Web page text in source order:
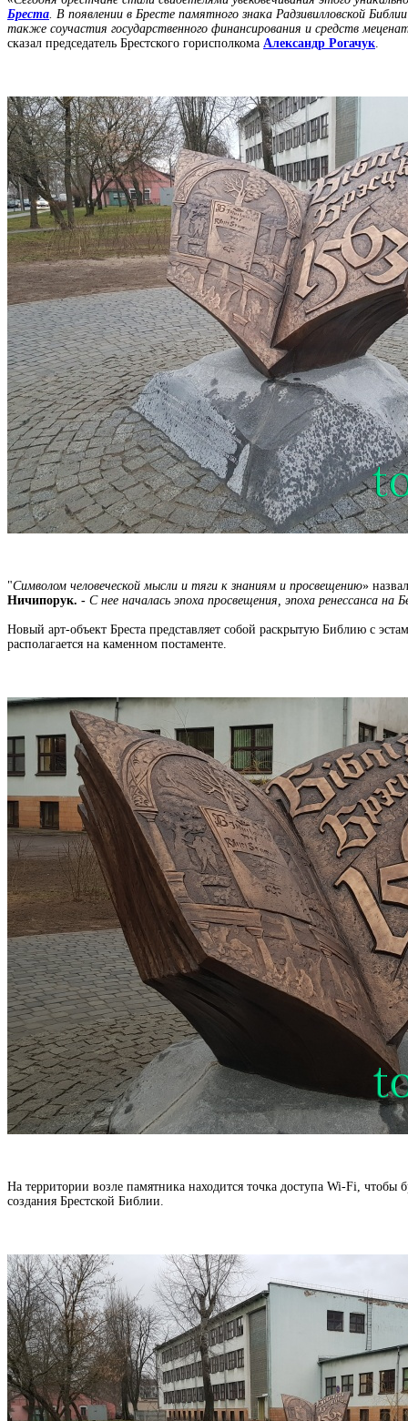
Бреста . В появлении в Бресте памятного знака Радзивилловской
также соучастия государственного финансирования и средств
сказал председатель Брестского горисполкома Александр Рогачук
"Символом человеческой мысли и тяги к знаниям и просвещению»
Ничипорук. - С нее началась эпоха просвещения, эпоха ренессанса на
Новый арт-объект Бреста представляет собой раскрытую Библию с
располагается на каменном постаменте.
На территории возле памятника находится точка доступа Wi-Fi,
создания Брестской Библии.